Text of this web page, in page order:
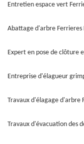
Entretien espace vert
Abattage d'arbre Ferrieres
Expert en pose de clôture
Entreprise d'élagueur
Travaux d'élagage d'arbre
Travaux d'évacuation des